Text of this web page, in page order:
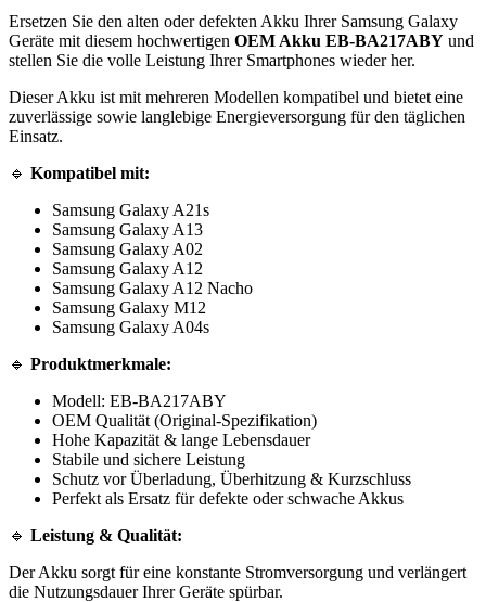
Ersetzen Sie den alten oder defekten Akku Ihrer Samsung Galaxy
Geräte mit diesem hochwertigen OEM Akku EB-BA217ABY und
stellen Sie die volle Leistung Ihrer Smartphones wieder her.
Dieser Akku ist mit mehreren Modellen kompatibel und bietet eine
zuverlässige sowie langlebige Energieversorgung für den täglichen
Einsatz.
🔹 Kompatibel mit:
Samsung Galaxy A21s
Samsung Galaxy A13
Samsung Galaxy A02
Samsung Galaxy A12
Samsung Galaxy A12 Nacho
Samsung Galaxy M12
Samsung Galaxy A04s
🔹 Produktmerkmale:
Modell: EB-BA217ABY
OEM Qualität (Original-Spezifikation)
Hohe Kapazität & lange Lebensdauer
Stabile und sichere Leistung
Schutz vor Überladung, Überhitzung & Kurzschluss
Perfekt als Ersatz für defekte oder schwache Akkus
🔹 Leistung & Qualität:
Der Akku sorgt für eine konstante Stromversorgung und verlängert
die Nutzungsdauer Ihrer Geräte spürbar.